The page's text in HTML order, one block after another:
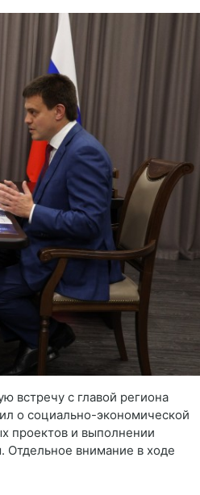
встречу с главой региона
о социально-экономической
проектов и выполнении
Отдельное внимание в ходе